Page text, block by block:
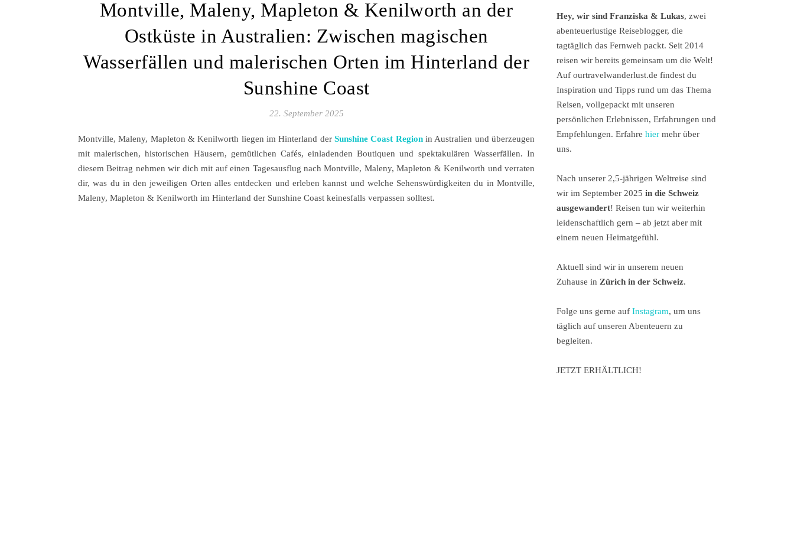
Montville, Maleny, Mapleton & Kenilworth an der
Ostküste in Australien: Zwischen magischen
Wasserfällen und malerischen Orten im Hinterland der
Sunshine Coast
22. September 2025
Montville, Maleny, Mapleton & Kenilworth liegen im Hinterland der Sunshine Coast Regionin Australien und überzeugen
mit malerischen, historischen Häusern, gemütlichen Cafés, einladenden Boutiquen und spektakulären Wasserfällen. In
diesem Beitrag nehmen wir dich mit auf einen Tagesausflug nach Montville, Maleny, Mapleton & Kenilworth und verraten
dir, was du in den jeweiligen Orten alles entdecken und erleben kannst und welche Sehenswürdigkeiten du in Montville,
Maleny, Mapleton & Kenilworth im Hinterland der Sunshine Coast keinesfalls verpassen solltest.
Hey, wir sind Franziska & Lukas, zwei
abenteuerlustige Reiseblogger, die
tagtäglich das Fernweh packt. Seit 2014
reisen wir bereits gemeinsam um die Welt!
Auf ourtravelwanderlust.de findest du
Inspiration und Tipps rund um das Thema
Reisen, vollgepackt mit unseren
persönlichen Erlebnissen, Erfahrungen und
Empfehlungen. Erfahre hier mehr über
uns.
Nach unserer 2,5-jährigen Weltreise sind
wir im September 2025 in die Schweiz
ausgewandert! Reisen tun wir weiterhin
leidenschaftlich gern – ab jetzt aber mit
einem neuen Heimatgefühl.
Aktuell sind wir in unserem neuen
Zuhause in Zürich in der Schweiz.
Folge uns gerne auf Instagram, um uns
täglich auf unseren Abenteuern zu
begleiten.
JETZT ERHÄLTLICH!